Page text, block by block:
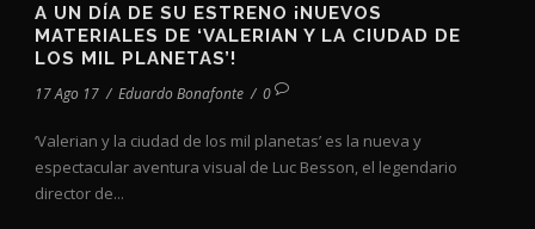
A UN DÍA DE SU ESTRENO ¡NUEVOS
MATERIALES DE ‘VALERIAN Y LA CIUDAD DE
LOS MIL PLANETAS’!
17 Ago 17 / Eduardo Bonafonte / 0
‘Valerian y la ciudad de los mil planetas’ es la nueva y
espectacular aventura visual de Luc Besson, el legendario
director de...